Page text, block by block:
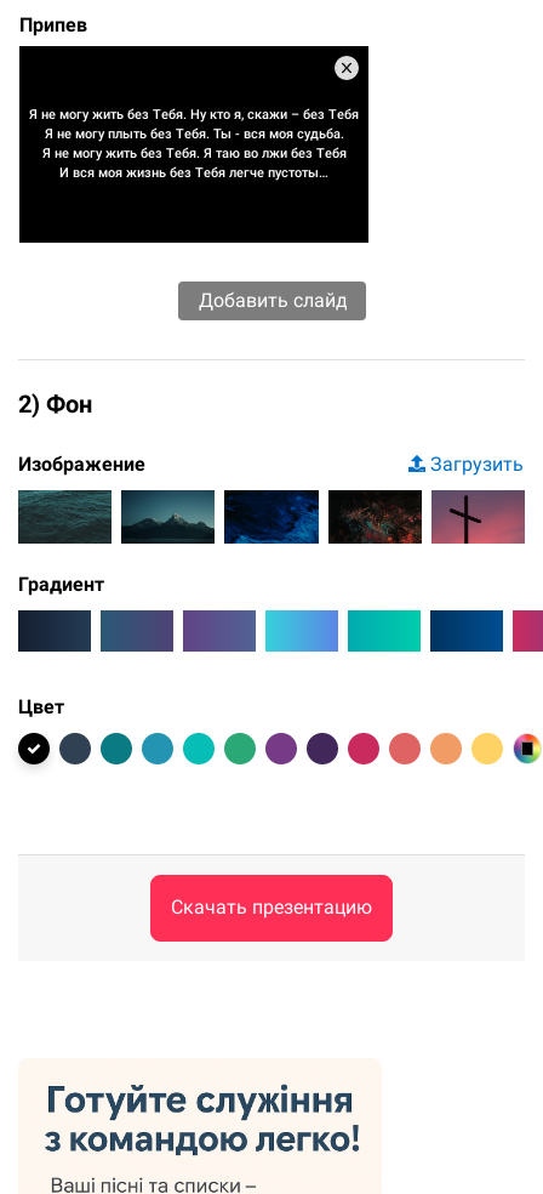
Припев
Я не могу жить без Тебя. Ну кто я, скажи – без Тебя
Я не могу плыть без Тебя. Ты - вся моя судьба.
Я не могу жить без Тебя. Я таю во лжи без Тебя
И вся моя жизнь без Тебя легче пустоты…
2) Фон
Изображение Загрузить
Градиент
Цвет
Скачать презентацию